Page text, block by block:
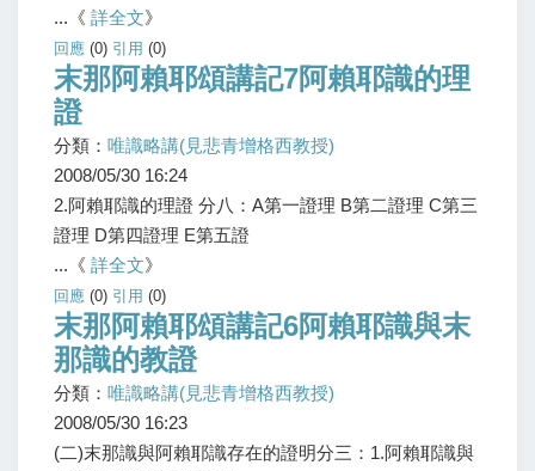
...《 詳全文》
回應 (0) 引用 (0)
末那阿賴耶頌講記7阿賴耶識的理
證
分類： 唯識略講(見悲青增格西教授)
2008/05/30 16:24
2.阿賴耶識的理證 分八：A第一證理 B第二證理 C第三
證理 D第四證理 E第五證
...《 詳全文》
回應 (0) 引用 (0)
末那阿賴耶頌講記6阿賴耶識與末
那識的教證
分類： 唯識略講(見悲青增格西教授)
2008/05/30 16:23
(二)末那識與阿賴耶識存在的證明分三：1.阿賴耶識與